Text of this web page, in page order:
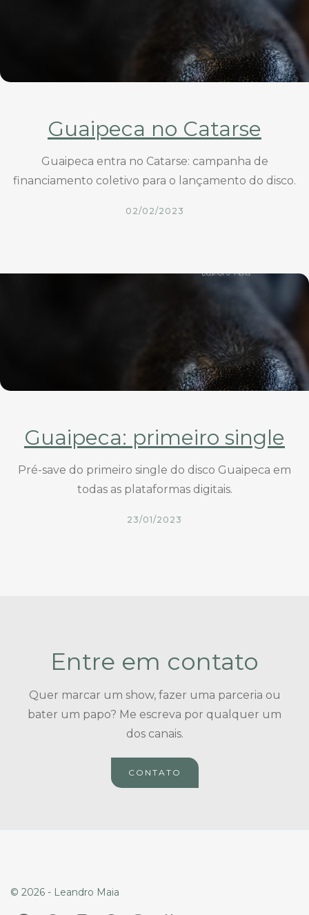
Guaipeca no Catarse
Guaipeca entra no Catarse: campanha de
financiamento coletivo para o lançamento do disco.
02/02/2023
Guaipeca: primeiro single
Pré-save do primeiro single do disco Guaipeca em
todas as plataformas digitais.
23/01/2023
Entre em contato
Quer marcar um show, fazer uma parceria ou
bater um papo? Me escreva por qualquer um
dos canais.
CONTATO
© 2026 - Leandro Maia